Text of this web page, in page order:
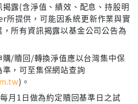
露(含淨值、績效、配息、持股明
所提供，可能因系統更新作業與實
所有資訊揭露以基金公司公告為
購/贖回/轉換淨值應以台灣集中保
，可至集保網站查詢
)。
月1日做為約定贖回基準日之試